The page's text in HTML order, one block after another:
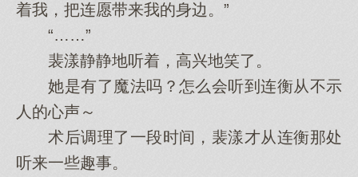
着我，把连愿带来我的身边。”
“……”
裴漾静静地听着，高兴地笑了。
她是有了魔法吗？怎么会听到连衡从不示
人的心声～
术后调理了一段时间，裴漾才从连衡那处
听来一些趣事。